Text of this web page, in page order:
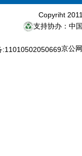
Copyriht
支持协办：中
京公